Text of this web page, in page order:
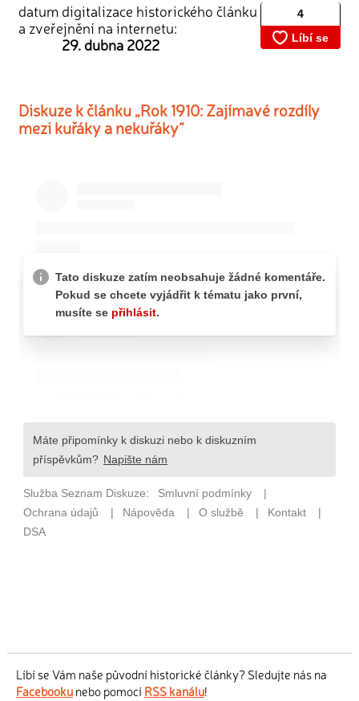
datum digitalizace historického článku
a zveřejnění na internetu:
29. dubna 2022
Diskuze k článku „Rok 1910: Zajímavé rozdíly
mezi kuřáky a nekuřáky“
Líbí se Vám naše původní historické články? Sledujte nás na
Facebookunebo pomocí RSS kanálu!